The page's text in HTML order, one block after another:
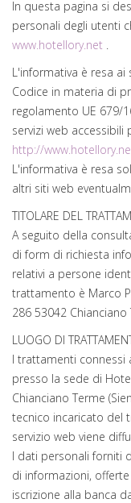
In questa pagina si
personali degli utenti
www.hotellory.net .
L'informativa è resa ai
Codice in materia di
regolamento UE 679/
servizi web
http://
L'informativa è resa
altri siti web
TITOLARE DEL
A seguito della
di form di richiesta
relativi a persone
trattamento è Marco
286 53042 Chianciano
LUOGO DI
I trattamenti connessi
presso la sede di
Chianciano Terme
tecnico incaricato del
servizio web viene
I dati personali forniti
di informazioni,
iscrizione alla banca